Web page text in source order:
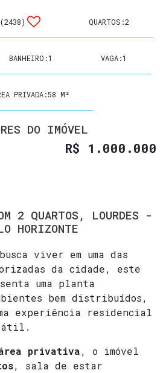
(2438) QUARTOS:2
BANHEIRO:1 VAGA:1
PRIVADA:58 M²
DO IMÓVEL
R$ 1.000.000
2 QUARTOS, LOURDES -
HORIZONTE
viver em uma das
da cidade, este
uma planta
bem distribuídos,
experiência residencial
privativa, o imóvel
, sala de estar